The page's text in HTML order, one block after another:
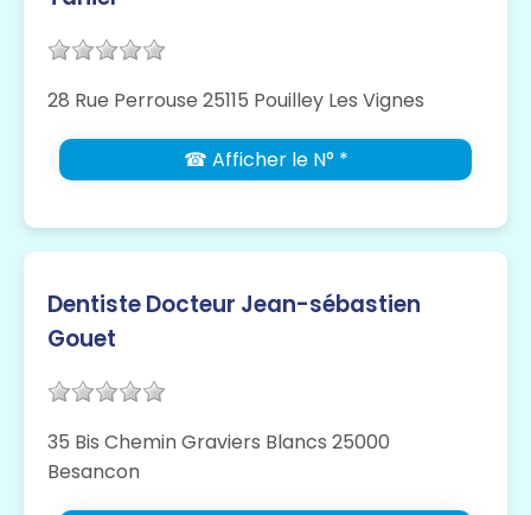
28 Rue Perrouse 25115 Pouilley Les Vignes
☎ Afficher le N° *
Dentiste Docteur Jean-sébastien
Gouet
35 Bis Chemin Graviers Blancs 25000
Besancon